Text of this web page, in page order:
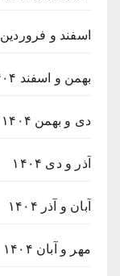
اسفند و فروردین ۱۴۰۴
بهمن و اسفند ۱۴۰۴
دی و بهمن ۱۴۰۴
آذر و دی ۱۴۰۴
آبان و آذر ۱۴۰۴
مهر و آبان ۱۴۰۴